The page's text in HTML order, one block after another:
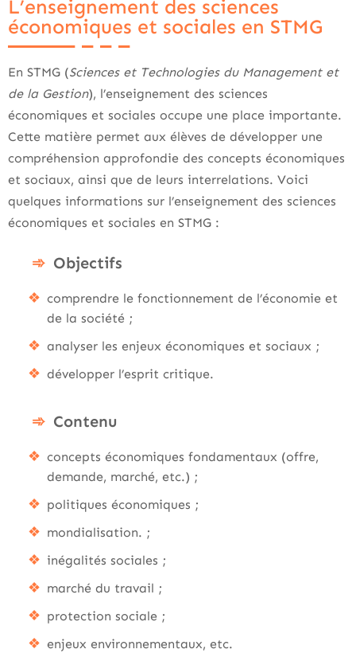
L’enseignement des sciences
économiques et sociales en STMG
En STMG (Sciences et Technologies du Management et
de la Gestion), l’enseignement des sciences
économiques et sociales occupe une place importante.
Cette matière permet aux élèves de développer une
compréhension approfondie des concepts économiques
et sociaux, ainsi que de leurs interrelations. Voici
quelques informations sur l’enseignement des sciences
économiques et sociales en STMG :
Objectifs
comprendre le fonctionnement de l’économie et
de la société ;
analyser les enjeux économiques et sociaux ;
développer l’esprit critique.
Contenu
concepts économiques fondamentaux (offre,
demande, marché, etc.) ;
politiques économiques ;
mondialisation. ;
inégalités sociales ;
marché du travail ;
protection sociale ;
enjeux environnementaux, etc.